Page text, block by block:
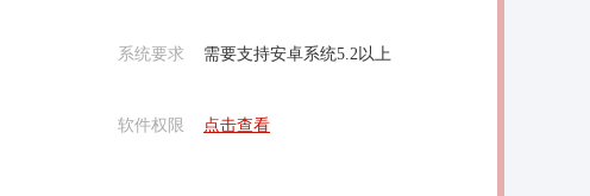
系统要求
需要支持安卓系统5.2以上
软件权限
点击查看